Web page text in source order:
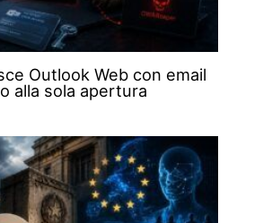
Outlook Web con email
alla sola apertura